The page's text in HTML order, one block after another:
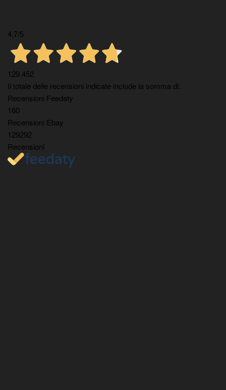
4,7/5
129.452
Il totale delle recensioni indicate include la somma di:
Recensioni Feedaty
160
Recensioni Ebay
129292
Recensioni